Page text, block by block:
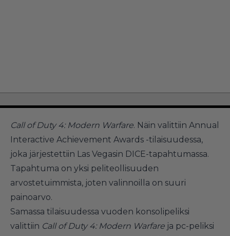
Call of Duty 4: Modern Warfare. Näin valittiin Annual
Interactive Achievement Awards -tilaisuudessa,
joka järjestettiin Las Vegasin DICE-tapahtumassa.
Tapahtuma on yksi peliteollisuuden
arvostetuimmista, joten valinnoilla on suuri
painoarvo.
Samassa tilaisuudessa vuoden konsolipeliksi
valittiin Call of Duty 4: Modern Warfare ja pc-peliksi